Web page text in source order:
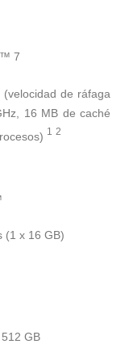
7
de ráfaga
16 MB de caché
1 2
(1 x 16 GB)
GB